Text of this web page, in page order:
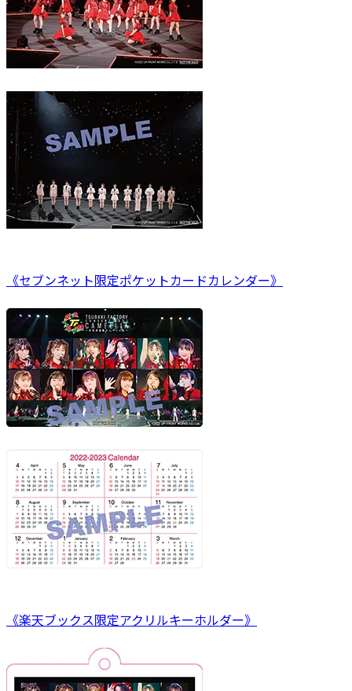
《セブンネット限定ポケットカードカレンダー》
《楽天ブックス限定アクリルキーホルダー》